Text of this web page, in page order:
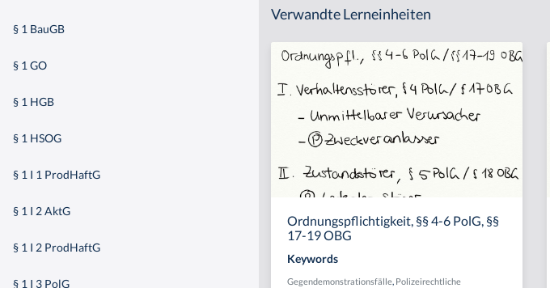
§ 1 BauGB
§ 1 GO
§ 1 HGB
§ 1 HSOG
§ 1 I 1 ProdHaftG
§ 1 I 2 AktG
§ 1 I 2 ProdHaftG
§ 1 I 3 PolG
Verwandte Lerneinheiten
Ordnungspflichtigkeit, §§ 4-6 PolG, §§
17-19 OBG
Keywords
Gegendemonstrationsfälle, Polizeirechtliche